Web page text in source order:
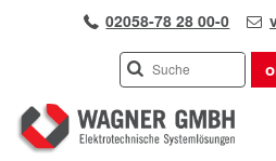
02058-78 28 00-0